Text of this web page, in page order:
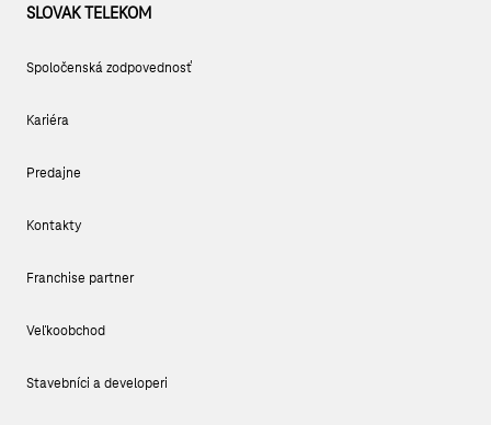
SLOVAK TELEKOM
Spoločenská zodpovednosť
Kariéra
Predajne
Kontakty
Franchise partner
Veľkoobchod
Stavebníci a developeri